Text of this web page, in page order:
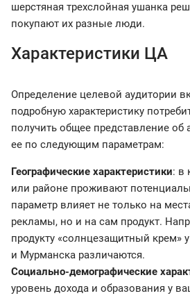
шерстяная трехслойная ушанка
покупают их разные люди.
Характеристики ЦА
Определение целевой аудитории
подробную характеристику
получить общее представление об
ее по следующим параметрам:
Географические характеристики: в
или районе проживают
параметр влияет не только на
рекламы, но и на сам продукт.
продукту «солнцезащитный крем»
и Мурманска различаются.
Социально-демографические
уровень дохода и образования у